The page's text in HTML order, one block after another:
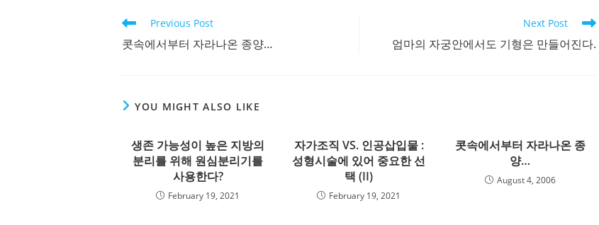
Read
articles
Previous Post
콧속에서부터 자라나온 종양…
Next Post
엄마의 자궁안에서도 기형은 만들어진다.
YOU MIGHT ALSO LIKE
생존 가능성이 높은 지방의
분리를 위해 원심분리기를
사용한다?
February 19, 2021
자가조직 VS. 인공삽입물 :
성형시술에 있어 중요한 선
택 (II)
February 19, 2021
콧속에서부터 자라나온 종
양…
August 4, 2006